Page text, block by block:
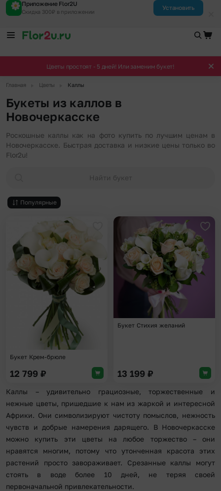
Приложение Flor2U
Скидка 300₽ в приложении
Установить
Цветы простоят - 5 дней! Или заменим букет!
Главная Цветы Каллы
Букеты из каллов в
Новочеркасске
Роскошные каллы как на фото купить по лучшим ценам в
Новочеркасске. Быстрая доставка и низкие цены только во
Flor2u!
Найти букет
Популярные
Добавить в избранное
Букет Крем-брюле
12 799 ₽
Букет Стихия желаний
13 199 ₽
Каллы – удивительно грациозные, торжественные и
нежные цветы, пришедшие к нам из жаркой и интересной
Африки. Они символизируют чистоту помыслов, нежность
чувств и добрые намерения дарящего. В Новочеркасске
можно купить эти цветы на любое торжество – они
нравятся многим, потому что утонченная красота этих
растений просто завораживает. Срезанные каллы могут
стоять в воде более 10 дней, не теряя своей
первоначальной привлекательности.